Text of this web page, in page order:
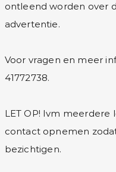
ontleend worden over
advertentie.
Voor vragen en meer
41772738.
LET OP! Ivm meerdere
contact opnemen
bezichtigen.